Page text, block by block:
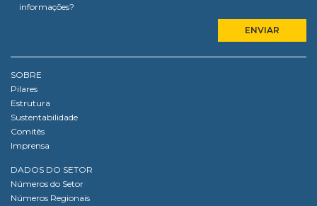
informações?
SOBRE
Pilares
Estrutura
Sustentabilidade
Comitês
Imprensa
DADOS DO SETOR
Números do Setor
Números Regionais